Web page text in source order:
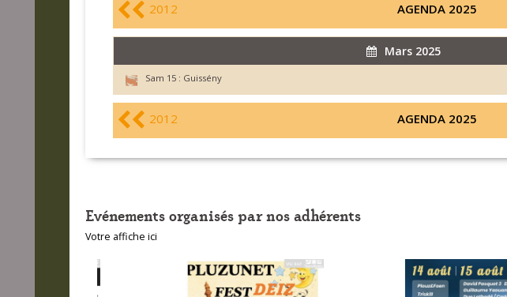
2012 AGENDA 2025
Mars 2025
Sam 15 : Guissény
2012 AGENDA 2025
Evénements organisés par nos adhérents
Votre affiche ici